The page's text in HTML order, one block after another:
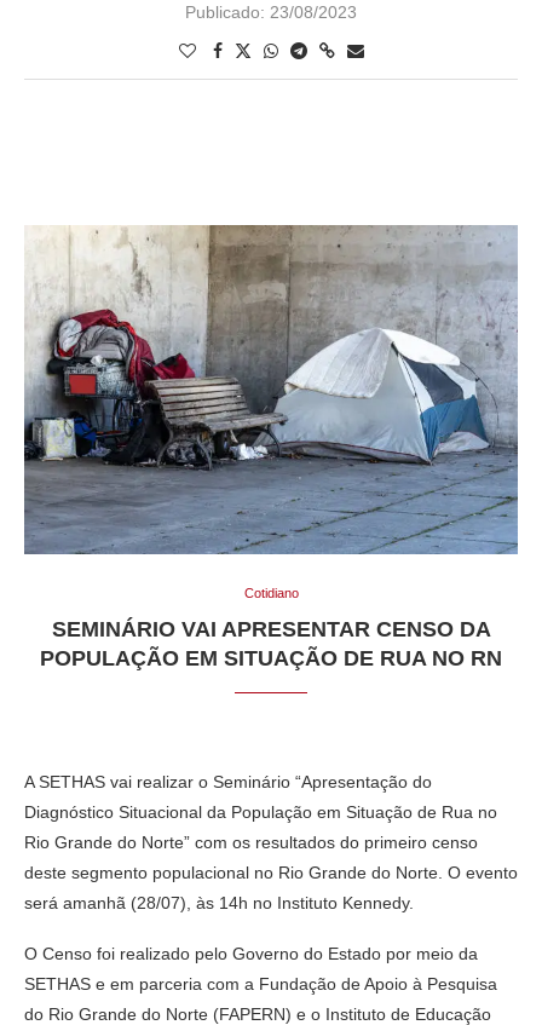
Publicado: 23/08/2023
Cotidiano
SEMINÁRIO VAI APRESENTAR CENSO DA
POPULAÇÃO EM SITUAÇÃO DE RUA NO RN
A SETHAS vai realizar o Seminário “Apresentação do
Diagnóstico Situacional da População em Situação de Rua no
Rio Grande do Norte” com os resultados do primeiro censo
deste segmento populacional no Rio Grande do Norte. O evento
será amanhã (28/07), às 14h no Instituto Kennedy.
O Censo foi realizado pelo Governo do Estado por meio da
SETHAS e em parceria com a Fundação de Apoio à Pesquisa
do Rio Grande do Norte (FAPERN) e o Instituto de Educação